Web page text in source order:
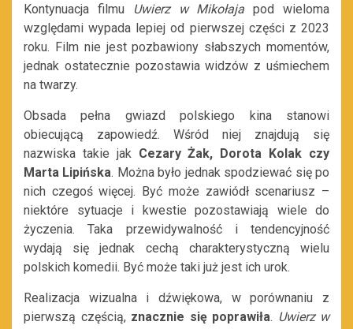
Kontynuacja filmu Uwierz w Mikołajapod wieloma
względami wypada lepiej od pierwszej części z 2023
roku. Film nie jest pozbawiony słabszych momentów,
jednak ostatecznie pozostawia widzów z uśmiechem
na twarzy.
Obsada pełna gwiazd polskiego kina stanowi
obiecującą zapowiedź. Wśród niej znajdują się
nazwiska takie jak Cezary Żak, Dorota Kolak czy
Marta Lipińska. Można było jednak spodziewać się po
nich czegoś więcej. Być może zawiódł scenariusz –
niektóre sytuacje i kwestie pozostawiają wiele do
życzenia. Taka przewidywalność i tendencyjność
wydają się jednak cechą charakterystyczną wielu
polskich komedii. Być może taki już jest ich urok.
Realizacja wizualna i dźwiękowa, w porównaniu z
pierwszą częścią, znacznie się poprawiła. Uwierz w